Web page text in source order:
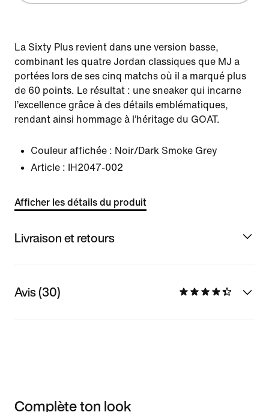
La Sixty Plus revient dans une version basse,
combinant les quatre Jordan classiques que MJ a
portées lors de ses cinq matchs où il a marqué plus
de 60 points. Le résultat : une sneaker qui incarne
l’excellence grâce à des détails emblématiques,
rendant ainsi hommage à l’héritage du GOAT.
Couleur affichée : Noir/Dark Smoke Grey
Article :
IH2047-002
Afficher les détails du produit
Livraison et retours
Avis (30)
Complète ton look